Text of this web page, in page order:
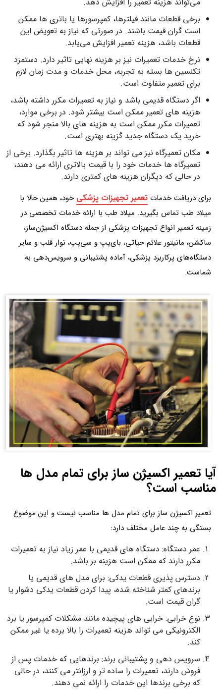
برخی قطعات مانند فیلترها، کمپرسورها یا باتری ها ممکن
است گران قیمت باشند. در صورتی که نیاز به تعویض این
قطعات باشد، هزینه تعمیر افزایش می‌یابد.
نرخ خدمات تعمیرات نیز بر هزینه نهایی تاثیر دارد. دستمزد
تکنسین ها بسته به تجربه، محل خدمات و مدت زمان لازم
برای تعمیر متفاوت است.
اگر دستگاه قدیمی باشد و نیاز به تعمیرات مکرر داشته باشد،
هزینه های تعمیر ممکن است بیشتر شود. در برخی موارد،
تعمیرات مکرر ممکن است به هزینه های بالا منجر شود که
خرید یک دستگاه جدید گزینه بهتری است.
مکان تعمیرگاه نیز می تواند بر هزینه ها تاثیر بگذارد. برخی از
تعمیرگاه ها خدمات خود را با قیمت بالاتری ارائه می دهند،
در حالی که دیگران هزینه های کمتری دارند.
برای دریافت خدمات تعمیر تجهیزات پزشکی خود، همین حالا با
میلاد طب تماس بگیرید. میلاد طب با ارائه خدمات تخصصی در
زمینه تعمیر انواع تجهیزات پزشکی از جمله دستگاه اکسیژن‌ساز،
ساکشن، مانیتور علائم حیاتی، بای‌پپ و سی‌پپ، نوار قلب و سایر
دستگاه‌های پرکاربرد پزشکی، آماده پشتیبانی و سرویس‌دهی به
شماست.
آیا تعمیر اکسیژن ساز برای تمام مدل ها
مناسب است؟
تعمیر اکسیژن ساز برای تمام مدل ها مناسب نیست و این موضوع
بستگی به چند عامل مختلف دارد:
عمر دستگاه: دستگاه های قدیمی با عمر زیاد نیاز به تعمیرات
مکرر دارند که ممکن است هزینه بر باشد.
دسترس پذیری قطعات یدکی: برای مدل های قدیمی یا
برندهای کمتر شناخته شده، پیدا کردن قطعات یدکی دشوار یا
گران قیمت است.
نوع خرابی: خرابی های پیچیده مانند مشکلات کمپرسور یا برد
الکترونیکی می تواند هزینه تعمیرات را بالا برده یا غیر ممکن
کند.
سرویس دهی و پشتیبانی برند: برندهایی که خدمات پس از
فروش دارند، تعمیرات را ساده تر و ارزانتر می کنند، در حالی
که برخی برندها این خدمات را ارائه نمی دهند.